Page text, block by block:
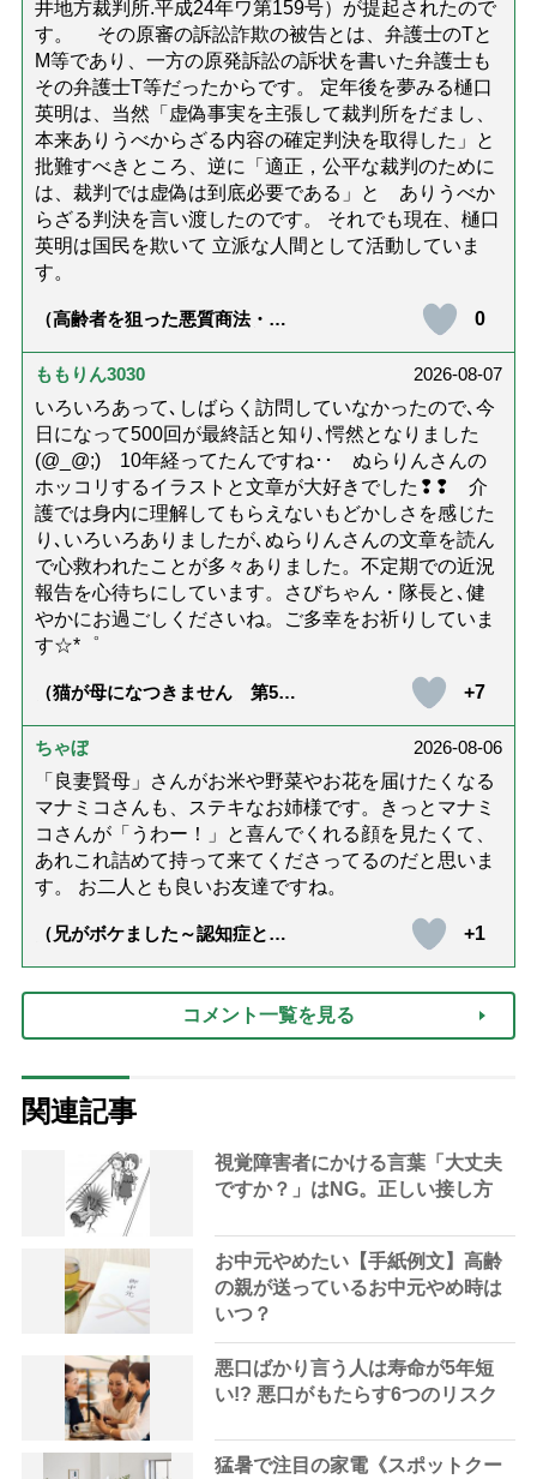
井地方裁判所.平成24年ワ第159号）が提起されたので
す。 その原審の訴訟詐欺の被告とは、弁護士のTと
M等であり、一方の原発訴訟の訴状を書いた弁護士も
その弁護士T等だったからです。 定年後を夢みる樋口
英明は、当然「虚偽事実を主張して裁判所をだまし、
本来ありうべからざる内容の確定判決を取得した」と
批難すべきところ、逆に「適正，公平な裁判のために
は、裁判では虚偽は到底必要である」と ありうべか
らざる判決を言い渡したのです。 それでも現在、樋口
英明は国民を欺いて 立派な人間として活動していま
す。
（高齢者を狙った悪質商法・訪
ないための4つの対策「騙されや
すい人の特徴は？」【社会福祉
0
ももりん3030
2026-08-07
いろいろあって､しばらく訪問していなかったので､今
日になって500回が最終話と知り､愕然となりました
(@_@;) 10年経ってたんですね･･ ぬらりんさんの
ホッコリするイラストと文章が大好きでした❢❢ 介
護では身内に理解してもらえないもどかしさを感じた
り､いろいろありましたが､ぬらりんさんの文章を読ん
で心救われたことが多々ありました。不定期での近況
報告を心待ちにしています。さびちゃん・隊長と､健
やかにお過ごしくださいね。ご多幸をお祈りしていま
す☆*゜
（猫が母になつきません 第500
+7
ちゃぼ
2026-08-06
「良妻賢母」さんがお米や野菜やお花を届けたくなる
マナミコさんも、ステキなお姉様です。きっとマナミ
コさんが「うわー！」と喜んでくれる顔を見たくて、
あれこれ詰めて持って来てくださってるのだと思いま
す。 お二人とも良いお友達ですね。
（兄がボケました～認知症と介
達』が届きました」）
+1
コメント一覧を見る
関連記事
視覚障害者にかける言葉「大丈夫
ですか？」はNG。正しい接し方
お中元やめたい【手紙例文】高齢
の親が送っているお中元やめ時は
いつ？
悪口ばかり言う人は寿命が5年短
い!? 悪口がもたらす6つのリスク
猛暑で注目の家電《スポットクー